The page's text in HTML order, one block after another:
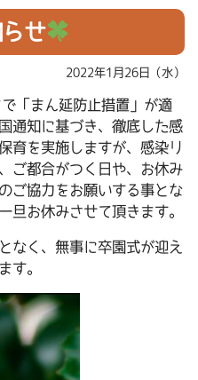
せ
2022年1月26日（水）
「まん延防止措置」が適
通知に基づき、徹底した感
育を実施しますが、感染リ
ご都合がつく日や、お休み
ご協力をお願いする事とな
旦お休みさせて頂きます。
なく、無事に卒園式が迎え
す。